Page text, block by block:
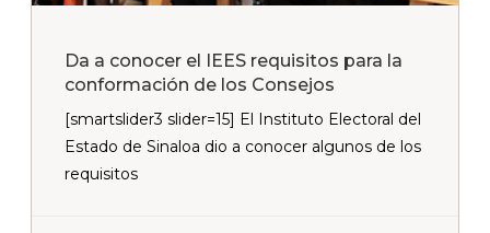
Da a conocer el IEES requisitos para la
conformación de los Consejos
[smartslider3 slider=15] El Instituto Electoral del
Estado de Sinaloa dio a conocer algunos de los
requisitos